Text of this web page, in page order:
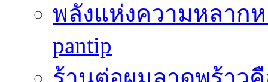
พลังแห่งความหลาก
pantip